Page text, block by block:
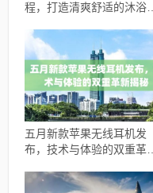
程，打造清爽舒适的沐浴体
五月新款苹果无线耳机发
布，技术与体验的双重革新